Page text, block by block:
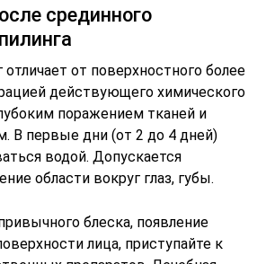
срединного
от поверхностного более
действующего химического
поражением тканей и
В первые дни (от 2 до 4 дней)
водой. Допускается
области вокруг глаз, губы.
блеска, появление
лица, приступайте к